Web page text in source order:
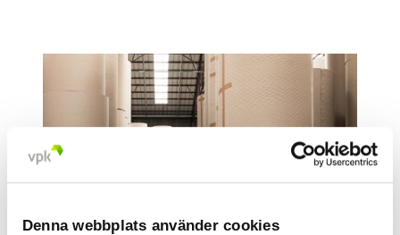
Denna webbplats använder cookies